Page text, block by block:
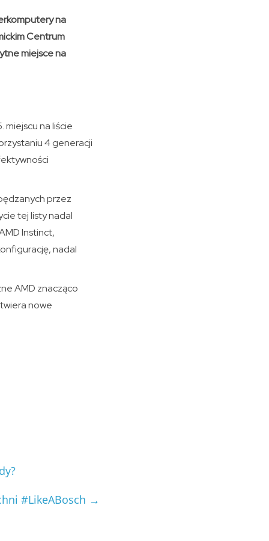
na
Centrum
miejsce na
miejscu na liście
4 generacji
przez
tej listy nadal
Instinct,
nadal
AMD znacząco
nowe
#LikeABosch →